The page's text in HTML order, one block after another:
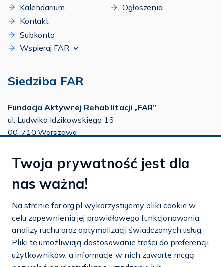
Kalendarium
Kontakt
Subkonto
Wspieraj FAR
Ogłoszenia
Siedziba FAR
Fundacja Aktywnej Rehabilitacji „FAR”
ul. Ludwika Idzikowskiego 16
00-710 Warszawa
tel.:22 651 88 03
22 858 26 39
tel.:22 642 22 91
e-mail:info@far.org.pl
Dostosuj cookies
Twoja prywatność jest dla
nas ważna!
Na stronie far.org.pl wykorzystujemy pliki cookie w
celu zapewnienia jej prawidłowego funkcjonowania,
analizy ruchu oraz optymalizacji świadczonych usług.
Pliki te umożliwiają dostosowanie treści do preferencji
użytkowników, a informacje w nich zawarte mogą